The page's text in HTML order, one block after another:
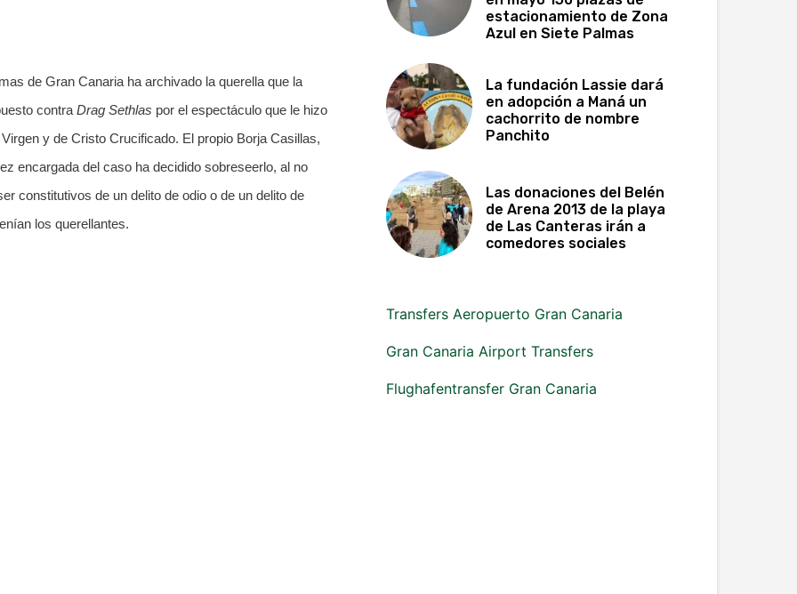
de Gran Canaria ha archivado la querella que la
contra Drag Sethlas por el espectáculo que le hizo
y de Cristo Crucificado. El propio Borja Casillas,
encargada del caso ha decidido sobreseerlo, al no
constitutivos de un delito de odio o de un delito de
los querellantes.
estacionamiento de Zona
Azul en Siete Palmas
La fundación Lassie dará
en adopción a Maná un
cachorrito de nombre
Panchito
Las donaciones del Belén
de Arena 2013 de la playa
de Las Canteras irán a
comedores sociales
Transfers Aeropuerto Gran Canaria
Gran Canaria Airport Transfers
Flughafentransfer Gran Canaria